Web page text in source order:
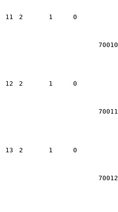
11 2 1 0
70010
12 2 1 0
70011
13 2 1 0
70012